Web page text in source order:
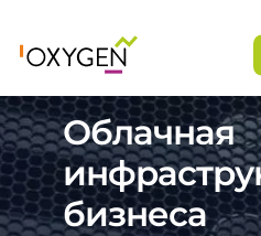
main
Облачная
бизнеса